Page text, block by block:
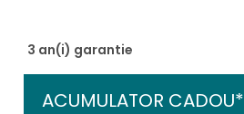
3 an(i) garantie
ACUMULATOR CADOU*